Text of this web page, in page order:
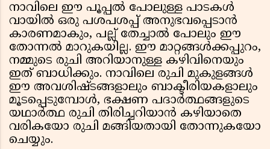
നാവിലെ ഈ പൂപ്പൽ പോലുള്ള പാടകൾ
വായിൽ ഒരു പശപശപ്പ് അനുഭവപ്പെടാൻ
കാരണമാകും, പല്ല് തേച്ചാൽ പോലും ഈ
തോന്നൽ മാറുകയില്ല. ഈ മാറ്റങ്ങൾക്കപ്പുറം,
നമ്മുടെ രുചി അറിയാനുള്ള കഴിവിനെയും
ഇത് ബാധിക്കും. നാവിലെ രുചി മുകുളങ്ങൾ
ഈ അവശിഷ്ടങ്ങളാലും ബാക്ടീരിയകളാലും
മൂടപ്പെടുമ്പോൾ, ഭക്ഷണ പദാർത്ഥങ്ങളുടെ
യഥാർത്ഥ രുചി തിരിച്ചറിയാൻ കഴിയാതെ
വരികയോ രുചി മങ്ങിയതായി തോന്നുകയോ
ചെയ്യും.